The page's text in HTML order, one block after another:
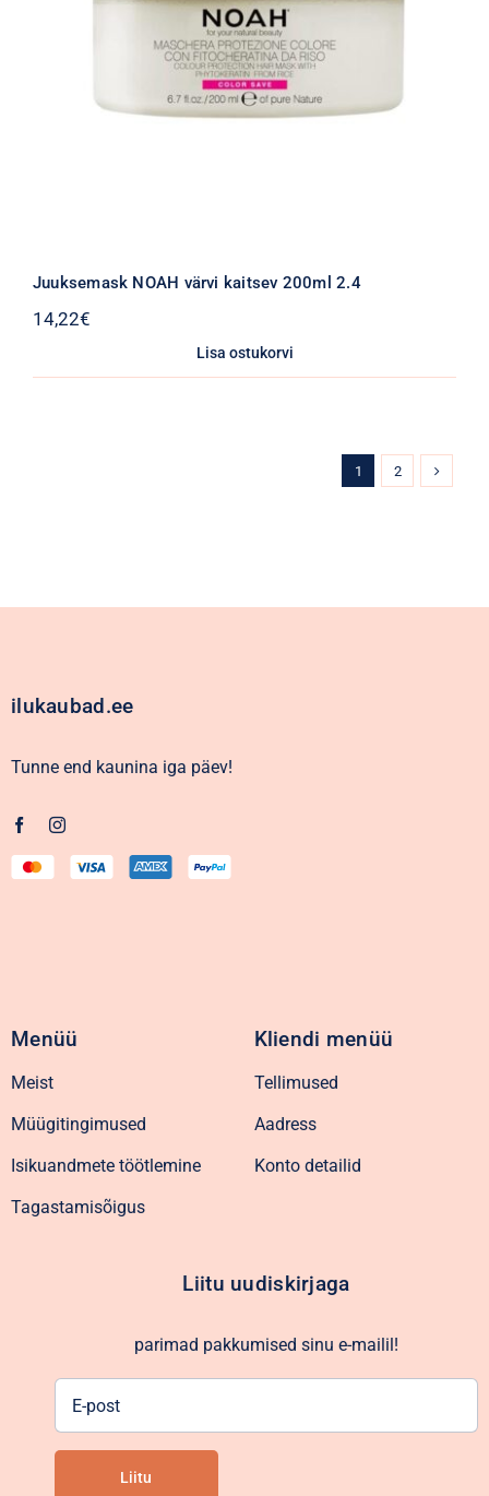
Juuksemask NOAH värvi kaitsev 200ml 2.4
14,22€
Lisa ostukorvi
1 2
ilukaubad.ee
Tunne end kaunina iga päev!
Menüü
Meist
Müügitingimused
Isikuandmete töötlemine
Tagastamisõigus
Kliendi menüü
Tellimused
Aadress
Konto detailid
Liitu uudiskirjaga
parimad pakkumised sinu e-mailil!
Liitu